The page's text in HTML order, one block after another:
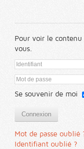
Pour voir le
vous.
Se souvenir de moi
Connexion
Mot de passe oublié
Identifiant oublié ?